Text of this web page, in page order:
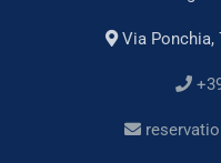
Via Ponchia,